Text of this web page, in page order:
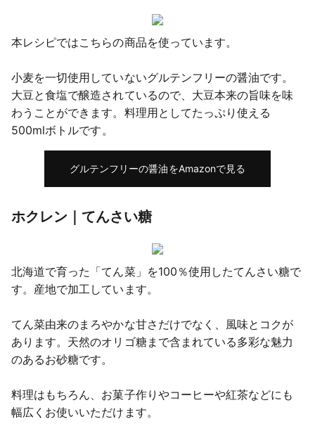
本レシピではこちらの商品を使っています。
小麦を一切使用していないグルテンフリーの醤油です。
大豆と食塩で醸造されているので、大豆本来の旨味を味
わうことができます。料理用としてたっぷり使える
500mlボトルです。
グルテンフリーの醤油をAmazonで見る
ホクレン｜てんさい糖
北海道で育った「てん菜」を100％使用したてんさい糖で
す。産地で加工しています。
てん菜由来のまろやかな甘さだけでなく、風味とコクが
あります。天然のオリゴ糖まで含まれている多彩な魅力
のあるお砂糖です。
料理はもちろん、お菓子作りやコーヒーや紅茶などにも
幅広くお使いいただけます。